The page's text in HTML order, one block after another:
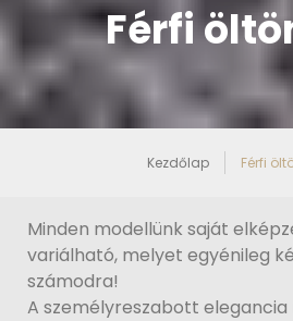
Férfi
Kezdőlap Férfi
Minden modellünk saját
variálható, melyet egyénileg
számodra!
A személyreszabott elegancia